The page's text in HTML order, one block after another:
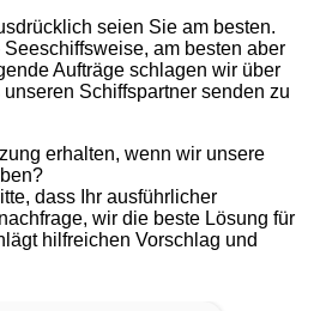
seien Sie am besten.
am besten aber
Aufträge schlagen wir über
Schiffspartner senden zu
erhalten, wenn wir unsere
dass Ihr ausführlicher
wir die beste Lösung für
hilfreichen Vorschlag und